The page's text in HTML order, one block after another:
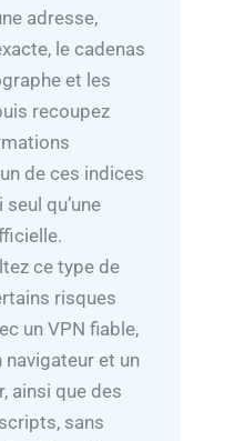
adresse,
le cadenas
et les
recoupez
de ces indices
qu’une
ce type de
risques
un VPN fiable,
navigateur et un
ainsi que des
sans